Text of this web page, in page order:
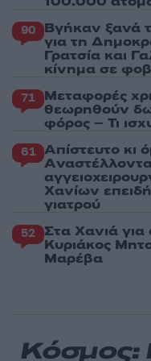
90 Βγήκαν ξανά
για τη
Γρατσία και
κίνημα σε
71 Μεταφορές
θεωρηθούν
φόρος – Τι
61 Απίστευτο κι
Χανίων
γιατρού
52 Στα Χανιά για
Κυριάκος
Μαρέβα
Κόσμος: